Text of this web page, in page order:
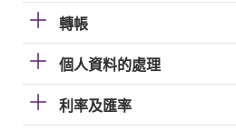
轉帳
個人資料的處理
利率及匯率